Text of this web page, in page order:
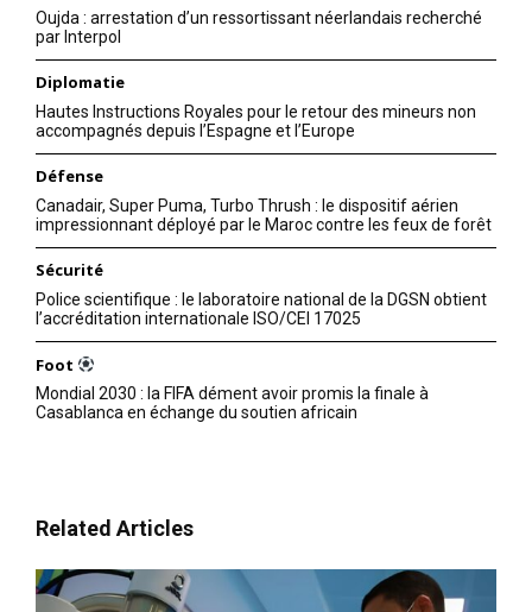
Oujda : arrestation d’un ressortissant néerlandais recherché
par Interpol
Diplomatie
Hautes Instructions Royales pour le retour des mineurs non
accompagnés depuis l’Espagne et l’Europe
Défense
Canadair, Super Puma, Turbo Thrush : le dispositif aérien
impressionnant déployé par le Maroc contre les feux de forêt
Sécurité
Police scientifique : le laboratoire national de la DGSN obtient
l’accréditation internationale ISO/CEI 17025
Foot
Mondial 2030 : la FIFA dément avoir promis la finale à
Casablanca en échange du soutien africain
Related Articles